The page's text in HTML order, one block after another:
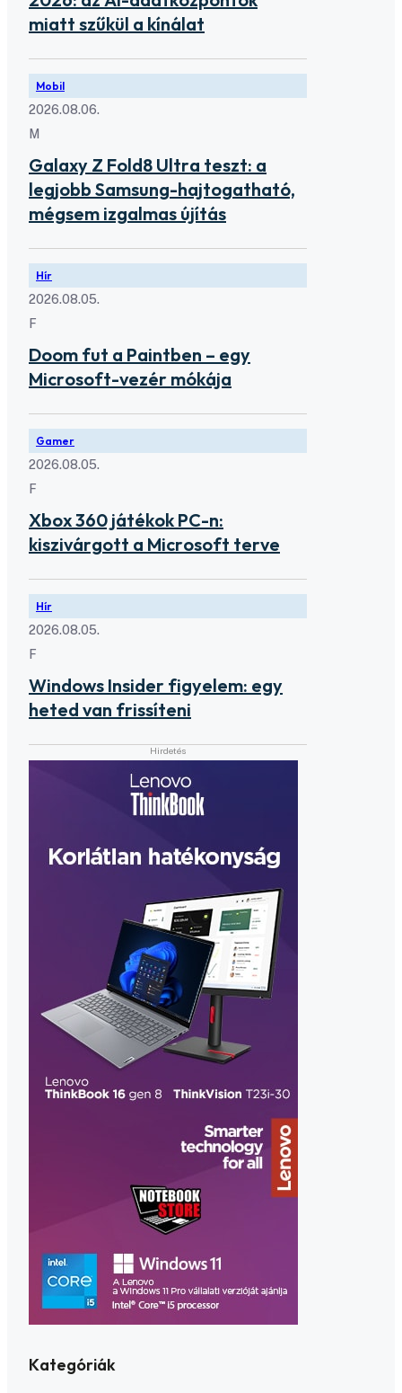
miatt szűkül a kínálat
Mobil
2026.08.06.
M
Galaxy Z Fold8 Ultra teszt: a
legjobb Samsung-hajtogatható,
mégsem izgalmas újítás
Hír
2026.08.05.
F
Doom fut a Paintben – egy
Microsoft-vezér mókája
Gamer
2026.08.05.
F
Xbox 360 játékok PC-n:
kiszivárgott a Microsoft terve
Hír
2026.08.05.
F
Windows Insider figyelem: egy
heted van frissíteni
Kategóriák